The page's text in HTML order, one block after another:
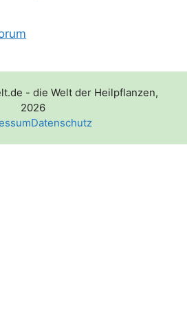
- die Welt der Heilpflanzen,
2026
Datenschutz